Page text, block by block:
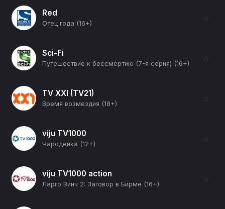
Red
Отец года (16+)
☆
Sci-Fi
Путешествие к бессмертию (7-я серия) (16+)
☆
TV XXI (TV21)
Время возмездия (18+)
☆
viju TV1000
Чародейка (12+)
☆
viju TV1000 action
Ларго Винч 2: Заговор в Бирме (16+)
☆